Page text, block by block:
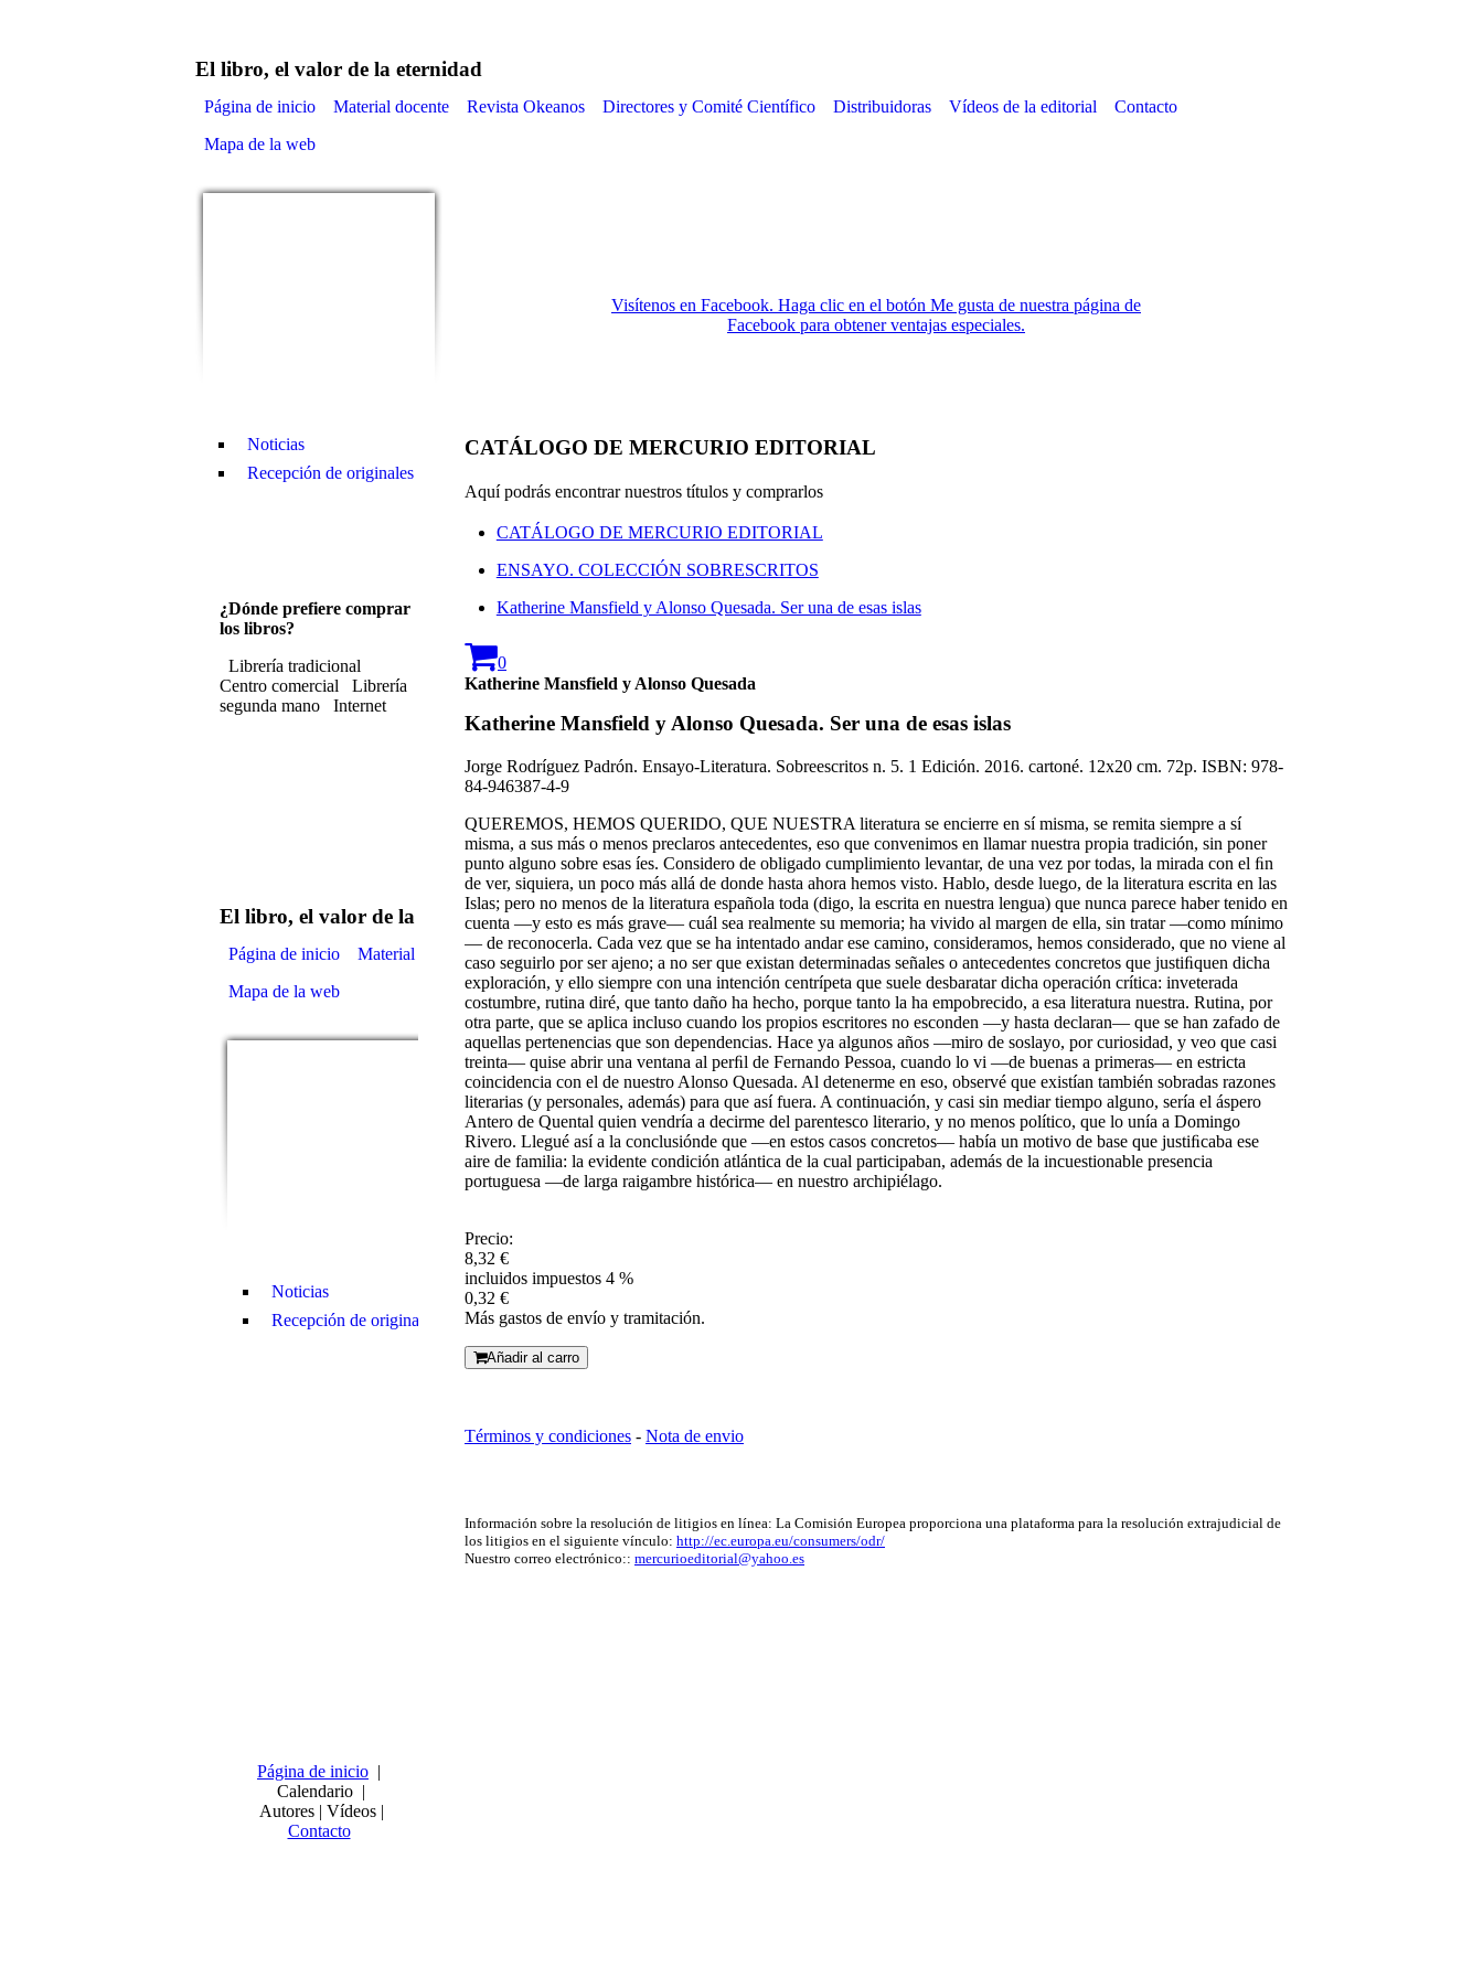
El libro, el valor de la eternidad
Página de inicio Material docente Revista Okeanos Directores y Comité Científico Distribuidoras Vídeos de la editorial
Contacto
Mapa de la web
Noticias
Recepción de originales
¿Dónde prefiere comprar
los libros?
Librería tradicional
Centro comercial
Librería
segunda mano
Internet
Mercurio Editorial
El libro, el valor de la eternidad
Página de inicio Material docente Revista Okeanos Directores y Comité Científico Distribuidoras Vídeos de la editorial
Contacto
Mapa de la web
Noticias
Recepción de originales
Página de inicio |
Calendario |
Autores | Vídeos |
Contacto
Visítenos en Facebook. Haga clic en el botón Me gusta de nuestra página de
Facebook para obtener ventajas especiales.
CATÁLOGO DE MERCURIO EDITORIAL
Aquí podrás encontrar nuestros títulos y comprarlos
CATÁLOGO DE MERCURIO EDITORIAL
ENSAYO. COLECCIÓN SOBRESCRITOS
Katherine Mansfield y Alonso Quesada. Ser una de esas islas
0
Katherine Mansfield y Alonso Quesada
Katherine Mansfield y Alonso Quesada. Ser una de esas islas
Jorge Rodríguez Padrón. Ensayo-Literatura. Sobreescritos n. 5. 1 Edición. 2016. cartoné. 12x20 cm. 72p. ISBN: 978-
84-946387-4-9
QUEREMOS, HEMOS QUERIDO, QUE NUESTRA literatura se encierre en sí misma, se remita siempre a sí
misma, a sus más o menos preclaros antecedentes, eso que convenimos en llamar nuestra propia tradición, sin poner
punto alguno sobre esas íes. Considero de obligado cumplimiento levantar, de una vez por todas, la mirada con el ﬁn
de ver, siquiera, un poco más allá de donde hasta ahora hemos visto. Hablo, desde luego, de la literatura escrita en las
Islas; pero no menos de la literatura española toda (digo, la escrita en nuestra lengua) que nunca parece haber tenido en
cuenta —y esto es más grave— cuál sea realmente su memoria; ha vivido al margen de ella, sin tratar —como mínimo
— de reconocerla. Cada vez que se ha intentado andar ese camino, consideramos, hemos considerado, que no viene al
caso seguirlo por ser ajeno; a no ser que existan determinadas señales o antecedentes concretos que justiﬁquen dicha
exploración, y ello siempre con una intención centrípeta que suele desbaratar dicha operación crítica: inveterada
costumbre, rutina diré, que tanto daño ha hecho, porque tanto la ha empobrecido, a esa literatura nuestra. Rutina, por
otra parte, que se aplica incluso cuando los propios escritores no esconden —y hasta declaran— que se han zafado de
aquellas pertenencias que son dependencias. Hace ya algunos años —miro de soslayo, por curiosidad, y veo que casi
treinta— quise abrir una ventana al perﬁl de Fernando Pessoa, cuando lo vi —de buenas a primeras— en estricta
coincidencia con el de nuestro Alonso Quesada. Al detenerme en eso, observé que existían también sobradas razones
literarias (y personales, además) para que así fuera. A continuación, y casi sin mediar tiempo alguno, sería el áspero
Antero de Quental quien vendría a decirme del parentesco literario, y no menos político, que lo unía a Domingo
Rivero. Llegué así a la conclusiónde que —en estos casos concretos— había un motivo de base que justiﬁcaba ese
aire de familia: la evidente condición atlántica de la cual participaban, además de la incuestionable presencia
portuguesa —de larga raigambre histórica— en nuestro archipiélago.
Precio:
8,32 €
incluidos impuestos 4 %
0,32 €
Más gastos de envío y tramitación.
Añadir al carro
Términos y condiciones - Nota de envio
Información sobre la resolución de litigios en línea: La Comisión Europea proporciona una plataforma para la resolución extrajudicial de
los litigios en el siguiente vínculo: http://ec.europa.eu/consumers/odr/
Nuestro correo electrónico:: mercurioeditorial@yahoo.es